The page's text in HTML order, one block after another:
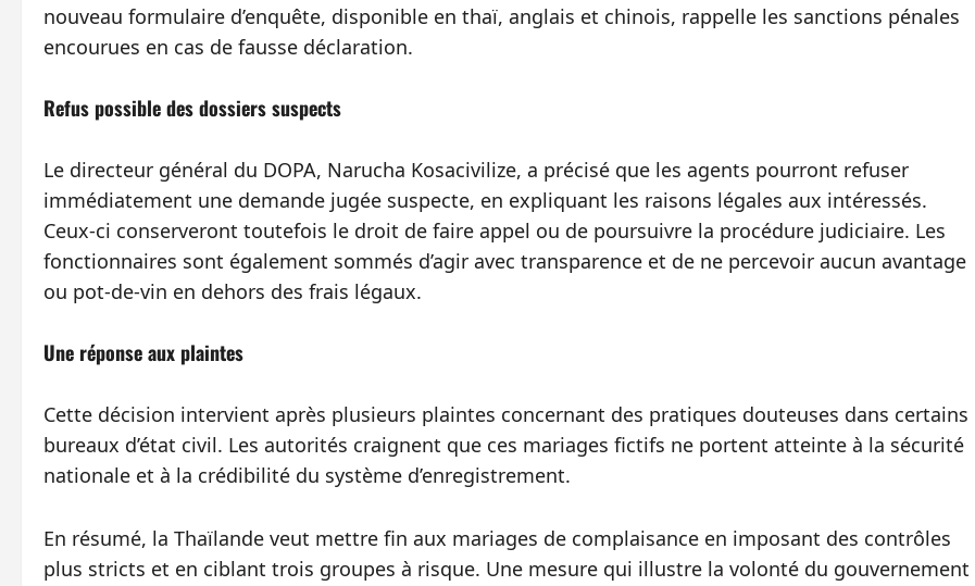
nouveau formulaire d’enquête, disponible en thaï, anglais et chinois, rappelle les sanctions pénales
encourues en cas de fausse déclaration.
Refus possible des dossiers suspects
Le directeur général du DOPA, Narucha Kosacivilize, a précisé que les agents pourront refuser
immédiatement une demande jugée suspecte, en expliquant les raisons légales aux intéressés.
Ceux-ci conserveront toutefois le droit de faire appel ou de poursuivre la procédure judiciaire. Les
fonctionnaires sont également sommés d’agir avec transparence et de ne percevoir aucun avantage
ou pot-de-vin en dehors des frais légaux.
Une réponse aux plaintes
Cette décision intervient après plusieurs plaintes concernant des pratiques douteuses dans certains
bureaux d’état civil. Les autorités craignent que ces mariages fictifs ne portent atteinte à la sécurité
nationale et à la crédibilité du système d’enregistrement.
En résumé, la Thaïlande veut mettre fin aux mariages de complaisance en imposant des contrôles
plus stricts et en ciblant trois groupes à risque. Une mesure qui illustre la volonté du gouvernement